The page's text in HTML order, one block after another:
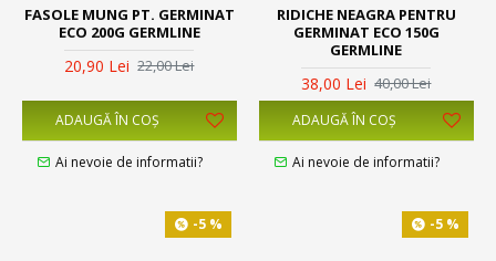
FASOLE MUNG PT. GERMINAT
ECO 200G GERMLINE
20,90 Lei 22,00 Lei
ADAUGĂ ÎN COŞ
Ai nevoie de informatii?
RIDICHE NEAGRA PENTRU
GERMINAT ECO 150G
GERMLINE
38,00 Lei 40,00 Lei
ADAUGĂ ÎN COŞ
Ai nevoie de informatii?
-5 % -5 %